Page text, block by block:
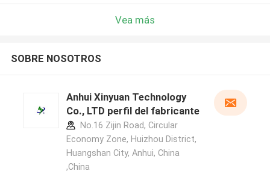
Vea más
SOBRE NOSOTROS
Anhui Xinyuan Technology
Co., LTD perfil del fabricante
No.16 Zijin Road, Circular
Economy Zone, Huizhou District,
Huangshan City, Anhui, China
,China